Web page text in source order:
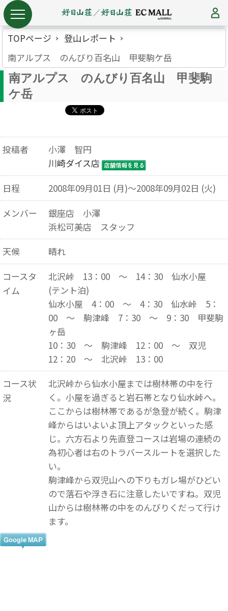
TOPページ
登山レポート
南アルプス のんびり百名山 甲斐駒ケ岳
南アルプス のんびり百名山 甲斐駒
ケ岳
投稿者
小澤 智円
川崎ダイス店
日程
2008年09月01日 (月)～2008年09月02日 (火)
メンバー
銀座店 小澤
浜松可美店 スタッフ
天候
晴れ
コースタ
イム
北沢峠 13：00 ～ 14：30 仙水小屋
(テント泊)
仙水小屋 4：00 ～ 4：30 仙水峠 5：
00 ～ 駒津峰 7：30 ～ 9：30 甲斐駒
ヶ岳
10：30 ～ 駒津峰 12：00 ～ 双児
12：20 ～ 北沢峠 13：00
コース状
況
北沢峠から仙水小屋までは樹林帯の中を行
く。小屋を過ぎると岩石帯となり仙水峠へ。
ここからは樹林帯であるが急登が続く。駒津
峰からはいよいよ頂上アタックといった感
じ。六方石より先直登コースは岩場の連続の
為初心者は右のトラバースルートを選択した
い。
駒津峰から双児山への下りもガレ場がひどい
ので落石や浮き石に注意したいですね。双児
山からは樹林帯の中をのんびりくだって行け
ます。